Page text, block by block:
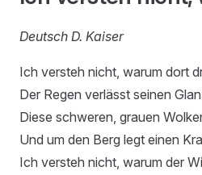
Deutsch D. Kaiser
Ich versteh nicht, warum dort
Der Regen verlässt seinen
Diese schweren, grauen
Und um den Berg legt einen
Ich versteh nicht, warum der